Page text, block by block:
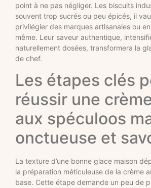
point à ne pas négliger. Les biscuits
souvent trop sucrés ou peu épicés, il
privilégier des marques artisanales ou
même. Leur saveur authentique,
naturellement dosées, transformera la
de chef.
Les étapes clés
réussir une
aux spéculoos
onctueuse et
La texture d’une bonne glace maison
la préparation méticuleuse de la crème
base. Cette étape demande un peu de